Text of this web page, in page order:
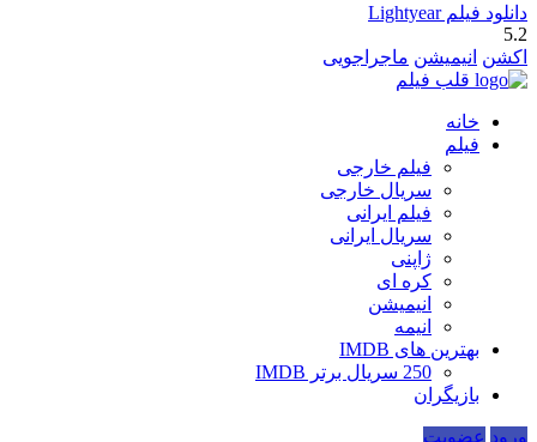
دانلود فیلم Lightyear
5.2
اکشن انیمیشن ماجراجویی
قلب فیلم
خانه
فیلم
فیلم خارجی
سریال خارجی
فیلم ایرانی
سریال ایرانی
ژاپنی
کره ای
انیمیشن
انیمه
بهترین های IMDB
250 سریال برتر IMDB
بازیگران
ورود عضویت